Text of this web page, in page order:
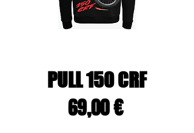
PULL 150 CRF
69,00 €Prix